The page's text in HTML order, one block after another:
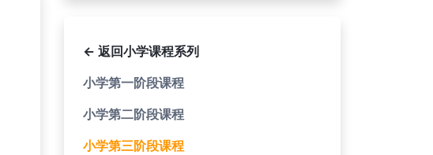
← 返回小学课程系列
小学第一阶段课程
小学第二阶段课程
小学第三阶段课程